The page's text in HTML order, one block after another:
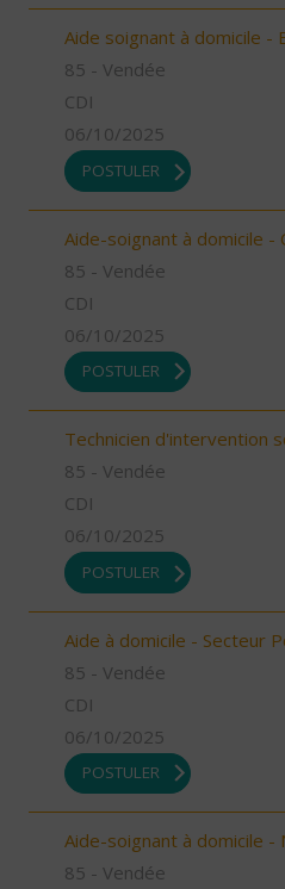
Aide soignant à domicile -
85 - Vendée
CDI
06/10/2025
POSTULER
Aide-soignant à domicile -
85 - Vendée
CDI
06/10/2025
POSTULER
Technicien d'intervention
85 - Vendée
CDI
06/10/2025
POSTULER
Aide à domicile - Secteur
85 - Vendée
CDI
06/10/2025
POSTULER
Aide-soignant à domicile -
85 - Vendée